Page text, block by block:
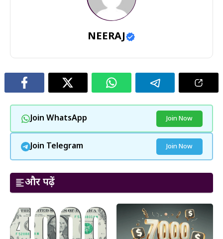
NEERAJ
Join WhatsApp Join Now
Join Telegram Join Now
और पढ़ें